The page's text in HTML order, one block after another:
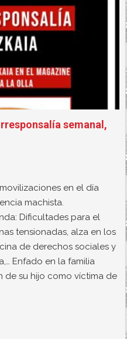
semanal,
en el día
machista.
Dificultades para el
tensionadas, alza en los
de derechos sociales y
Enfado en la familia
de su hijo como víctima de